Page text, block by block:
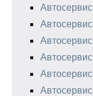
Автосервис
Автосервис
Автосервис
Автосервис
Автосервис
Автосервис